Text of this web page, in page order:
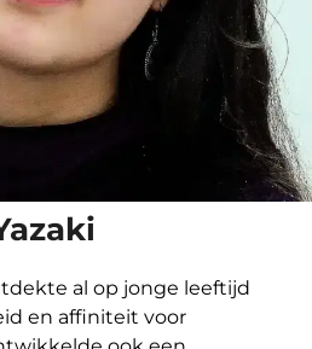
al op jonge leeftijd
en affiniteit voor